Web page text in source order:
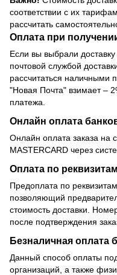
соответствии с их
рассчитать
Оплата при
Если вы выбрали
почтовой службой
рассчитаться наличными
"Новая Почта" взимает –
платежа.
Онлайн оплата
Онлайн оплата заказа на
MASTERCARD через
Оплата по
Предоплата по
позволяющий
стоимость доставки.
после подтверждения
Безналичная оплата
Данный способ оплаты
организаций, а также